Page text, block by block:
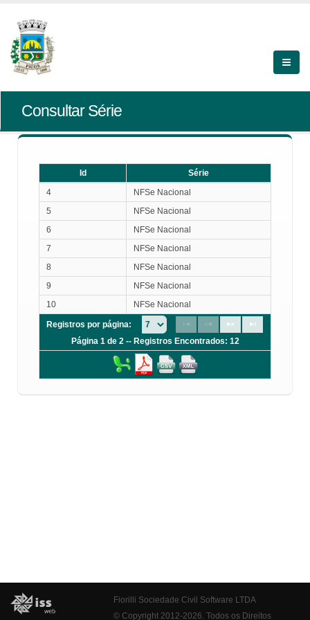
Consultar Série
Id
Série
Série
4
NFSe Nacional
5
NFSe Nacional
6
NFSe Nacional
7
NFSe Nacional
8
NFSe Nacional
9
NFSe Nacional
10
NFSe Nacional
Registros por página:
Página 1 de 2 -- Registros Encontrados: 12
Fiorilli Sociedade Civil Software LTDA
© Copyright 2012-2026. Todos os Direitos